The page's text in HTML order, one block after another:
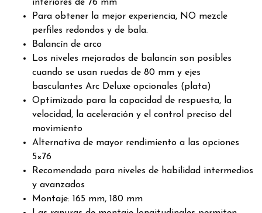
interiores de 76 mm
Para obtener la mejor experiencia, NO mezcle
perfiles redondos y de bala.
Balancín de arco
Los niveles mejorados de balancín son posibles
cuando se usan ruedas de 80 mm y ejes
basculantes Arc Deluxe opcionales (plata)
Optimizado para la capacidad de respuesta, la
velocidad, la aceleración y el control preciso del
movimiento
Alternativa de mayor rendimiento a las opciones
5×76
Recomendado para niveles de habilidad intermedios
y avanzados
Montaje: 165 mm, 180 mm